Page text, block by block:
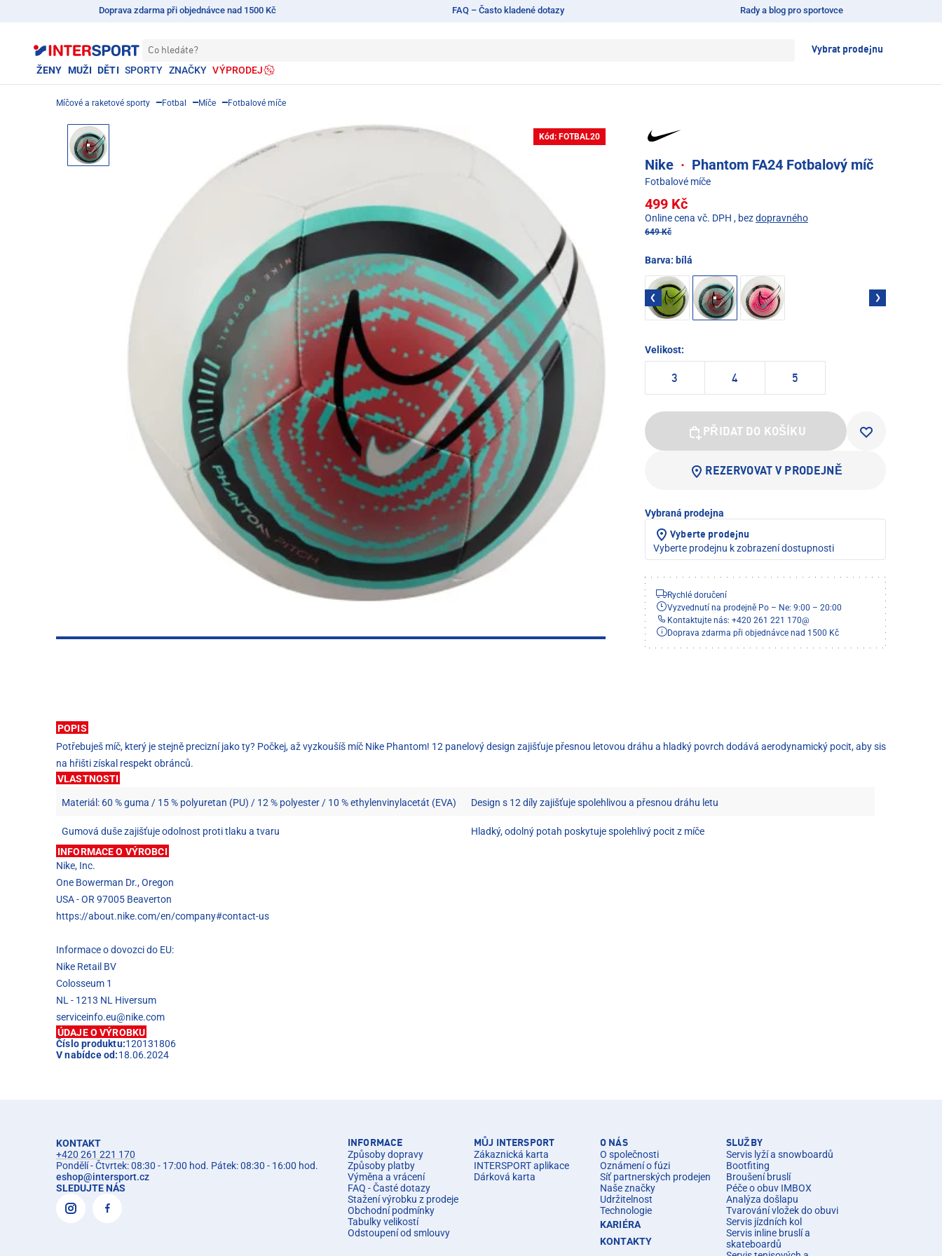
Doprava zdarma při objednávce nad 1500 Kč FAQ – Často kladené dotazy Rady a blog pro sportovce
Co hledáte? Vybrat prodejnu
ŽENY MUŽI DĚTI SPORTY ZNAČKY VÝPRODEJ
Míčové a raketové sporty Fotbal Míče Fotbalové míče
Kód: FOTBAL20
Nike · Phantom FA24 Fotbalový míč
Fotbalové míče
499 Kč
Online cena vč. DPH , bezdopravného
649 Kč
Barva: bílá
Velikost:
3 4 5
PŘIDAT DO KOŠÍKU
REZERVOVAT V PRODEJNĚ
Vybraná prodejna
Vyberte prodejnu
Vyberte prodejnu k zobrazení dostupnosti
Rychlé doručení
Vyzvednutí na prodejně Po – Ne: 9:00 – 20:00
Kontaktujte nás: +420 261 221 170@
Doprava zdarma při objednávce nad 1500 Kč
POPIS
Potřebuješ míč, který je stejně precizní jako ty? Počkej, až vyzkoušíš míč Nike Phantom! 12 panelový design zajišťuje přesnou letovou dráhu a hladký povrch dodává aerodynamický pocit, aby sis
na hřišti získal respekt obránců.
VLASTNOSTI
Materiál: 60 % guma / 15 % polyuretan (PU) / 12 % polyester / 10 % ethylenvinylacetát (EVA) Design s 12 díly zajišťuje spolehlivou a přesnou dráhu letu
Gumová duše zajišťuje odolnost proti tlaku a tvaru
Hladký, odolný potah poskytuje spolehlivý pocit z míče
INFORMACE O VÝROBCI
Nike, Inc.
One Bowerman Dr., Oregon
USA - OR 97005 Beaverton
https://about.nike.com/en/company#contact-us
Informace o dovozci do EU:
Nike Retail BV
Colosseum 1
NL - 1213 NL Hiversum
serviceinfo.eu@nike.com
ÚDAJE O VÝROBKU
Číslo produktu:120131806
V nabídce od:18.06.2024
KONTAKT
+420 261 221 170
Pondělí - Čtvrtek: 08:30 - 17:00 hod. Pátek: 08:30 - 16:00 hod.
eshop@intersport.cz
SLEDUJTE NÁS
INFORMACE
Způsoby dopravy
Způsoby platby
Výměna a vrácení
FAQ - Časté dotazy
Stažení výrobku z prodeje
Obchodní podmínky
Tabulky velikostí
Odstoupení od smlouvy
MŮJ INTERSPORT
Zákaznická karta
INTERSPORT aplikace
Dárková karta
O NÁS
O společnosti
Oznámení o fúzi
Síť partnerských prodejen
Naše značky
Udržitelnost
Technologie
KARIÉRA
KONTAKTY
SLUŽBY
Servis lyží a snowboardů
Bootfiting
Broušení bruslí
Péče o obuv IMBOX
Analýza došlapu
Tvarování vložek do obuvi
Servis jízdních kol
Servis inline bruslí a
skateboardů